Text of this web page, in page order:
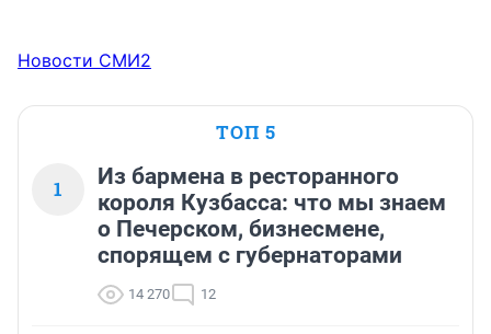
Новости СМИ2
ТОП 5
1
Из бармена в ресторанного
короля Кузбасса: что мы знаем
о Печерском, бизнесмене,
спорящем с губернаторами
14 270 12